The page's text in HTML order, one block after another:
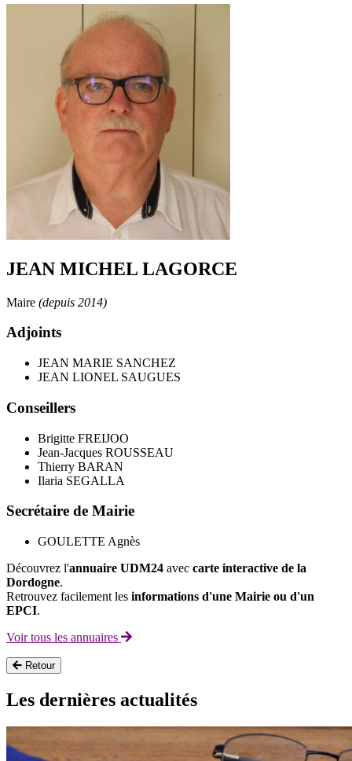
JEAN MICHEL LAGORCE
Maire (depuis 2014)
Adjoints
JEAN MARIE SANCHEZ
JEAN LIONEL SAUGUES
Conseillers
Brigitte FREIJOO
Jean-Jacques ROUSSEAU
Thierry BARAN
Ilaria SEGALLA
Secrétaire de Mairie
GOULETTE Agnès
Découvrez l'annuaire UDM24 avec carte interactive de la
Dordogne.
Retrouvez facilement les informations d'une Mairie ou d'un
EPCI.
Voir tous les annuaires
Retour
Les dernières actualités